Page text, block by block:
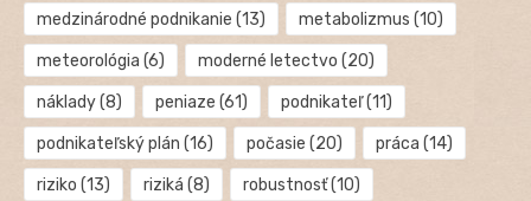
medzinárodné podnikanie (13) metabolizmus (10)
meteorológia (6) moderné letectvo (20)
náklady(8) peniaze (61) podnikateľ(11)
podnikateľský plán (16) počasie (20) práca (14)
riziko (13) riziká (8) robustnosť(10)